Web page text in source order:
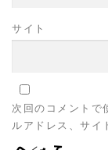
サイト
次回のコメントで
ルアドレス、サイ